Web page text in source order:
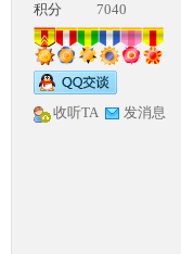
积分 7040
收听TA 发消息